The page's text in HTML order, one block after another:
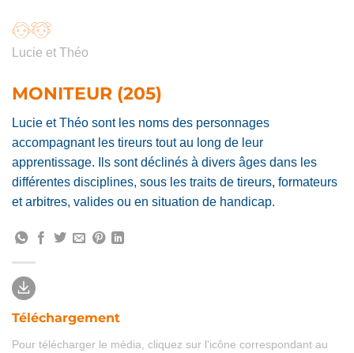
Lucie et Théo
MONITEUR (205)
Lucie et Théo sont les noms des personnages
accompagnant les tireurs tout au long de leur
apprentissage. Ils sont déclinés à divers âges dans les
différentes disciplines, sous les traits de tireurs, formateurs
et arbitres, valides ou en situation de handicap.
Téléchargement
Pour télécharger le média, cliquez sur l'icône correspondant au